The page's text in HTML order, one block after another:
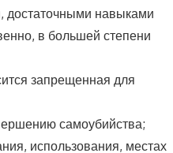
достаточными навыками
в большей степени
запрещенная для
самоубийства;
использования, местах